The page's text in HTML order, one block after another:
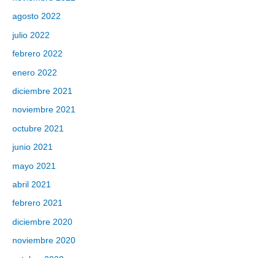
agosto 2022
julio 2022
febrero 2022
enero 2022
diciembre 2021
noviembre 2021
octubre 2021
junio 2021
mayo 2021
abril 2021
febrero 2021
diciembre 2020
noviembre 2020